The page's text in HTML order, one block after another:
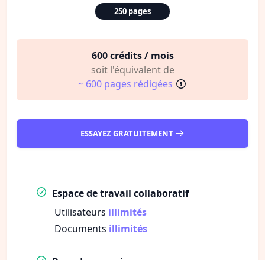
250 pages
600 crédits / mois
soit l'équivalent de
~ 600 pages rédigées
ESSAYEZ GRATUITEMENT
Espace de travail collaboratif
Utilisateurs illimités
Documents illimités